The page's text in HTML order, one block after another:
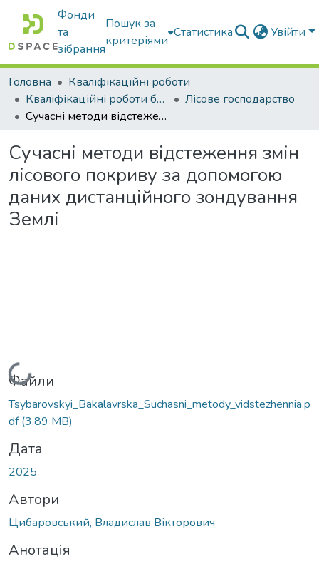
Фонди
та
зібрання
Пошук за
критеріями
Статистика Увійти
Головна
Кваліфікаційні роботи
Кваліфікаційні роботи бакалаврів
Лісове господарство
Сучасні методи відстеження змін лісового покриву за допомогою даних дистанційного зондування Землі
Сучасні методи відстеження змін
лісового покриву за допомогою
даних дистанційного зондування
Землі
Вантажиться...
Файли
Tsybarovskyi_Bakalavrska_Suchasni_metody_vidstezhennia.p
df(3,89 MB)
Дата
2025
Автори
Цибаровський, Владислав Вікторович
Анотація